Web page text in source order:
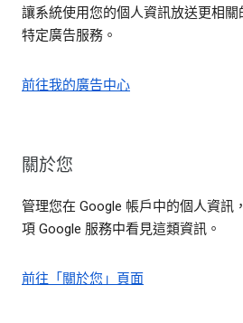
讓系統使用您的個人資訊放送更相
特定廣告服務。
前往我的廣告中心
關於您
管理您在 Google 帳戶中的個人資訊
項 Google 服務中看見這類資訊。
前往「關於您」頁面